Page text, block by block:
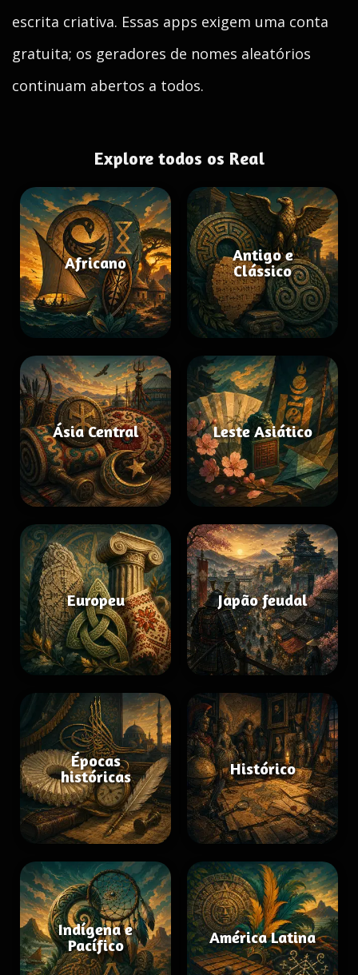
escrita criativa. Essas apps exigem uma conta
gratuita; os geradores de nomes aleatórios
continuam abertos a todos.
Explore todos os Real
Africano
Antigo e
Clássico
Ásia Central Leste Asiático
Europeu Japão feudal
Épocas
históricas
Histórico
Indígena e
Pacífico
América Latina